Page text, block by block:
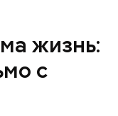
жизнь:
с